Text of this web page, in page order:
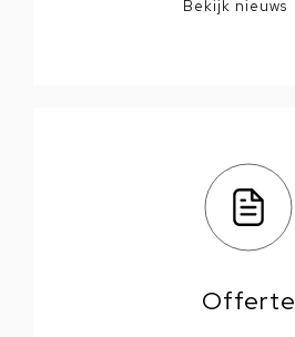
Bekijk nieuws
Offerte